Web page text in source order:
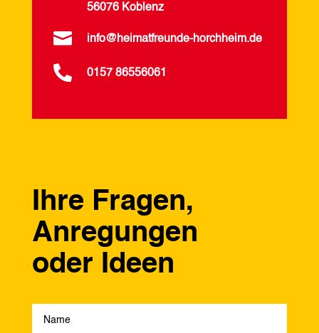
56076 Koblenz
 info@heimatfreunde-horchheim.de
 0157 86556061
Ihre Fragen,
Anregungen
oder Ideen